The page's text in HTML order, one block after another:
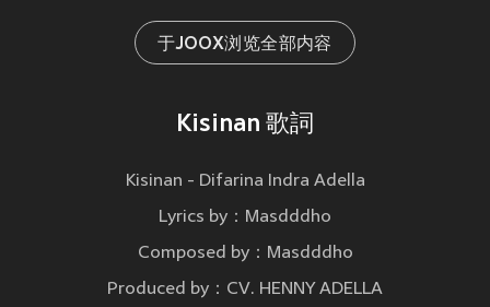
于JOOX浏览全部内容
Kisinan 歌詞
Kisinan - Difarina Indra Adella
Lyrics by：Masdddho
Composed by：Masdddho
Produced by：CV. HENNY ADELLA